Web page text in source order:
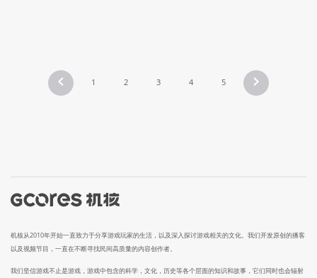
1 2 3 4 5
机核从2010年开始一直致力于分享游戏玩家的生活，以及深入探讨游戏相关的文化。我们开发原创的播客
以及视频节目，一直在不断寻找民间高质量的内容创作者。
我们坚信游戏不止是游戏，游戏中包含的科学，文化，历史等各个层面的知识和故事，它们同时也会辐射